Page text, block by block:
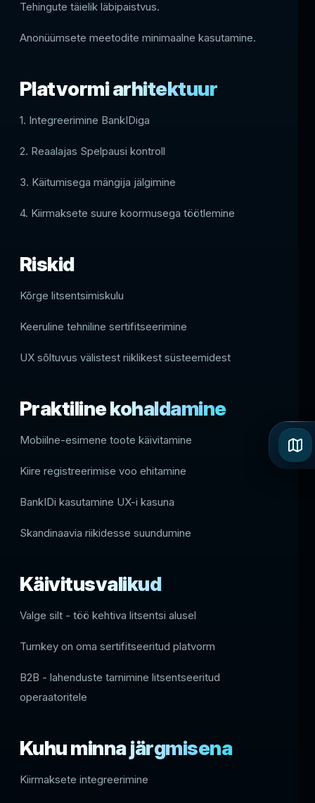
Tehingute täielik läbipaistvus.
Anonüümsete meetodite minimaalne kasutamine.
Platvormi arhitektuur
1. Integreerimine BankIDiga
2. Reaalajas Spelpausi kontroll
3. Käitumisega mängija jälgimine
4. Kiirmaksete suure koormusega töötlemine
Riskid
Kõrge litsentsimiskulu
Keeruline tehniline sertifitseerimine
UX sõltuvus välistest riiklikest süsteemidest
Praktiline kohaldamine
Mobiilne-esimene toote käivitamine
Kiire registreerimise voo ehitamine
BankIDi kasutamine UX-i kasuna
Skandinaavia riikidesse suundumine
Käivitusvalikud
Valge silt - töö kehtiva litsentsi alusel
Turnkey on oma sertifitseeritud platvorm
B2B - lahenduste tarnimine litsentseeritud
operaatoritele
Kuhu minna järgmisena
Kiirmaksete integreerimine